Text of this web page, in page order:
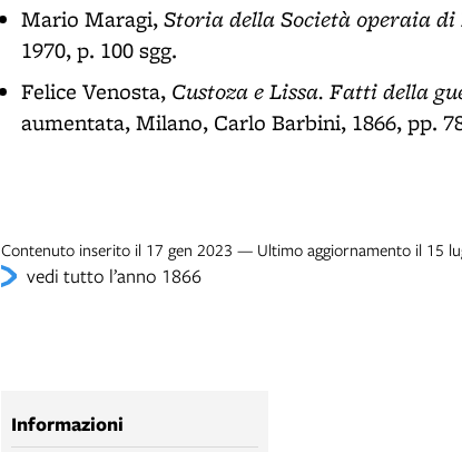
Mario Maragi,Storia della Società operaia di
1970, p. 100 sgg.
Felice Venosta, Custoza e Lissa. Fatti della
aumentata, Milano, Carlo Barbini, 1866, pp.
Contenuto inserito il 17 gen 2023 — Ultimo aggiornamento il 15
vedi tutto l’anno 1866
Informazioni